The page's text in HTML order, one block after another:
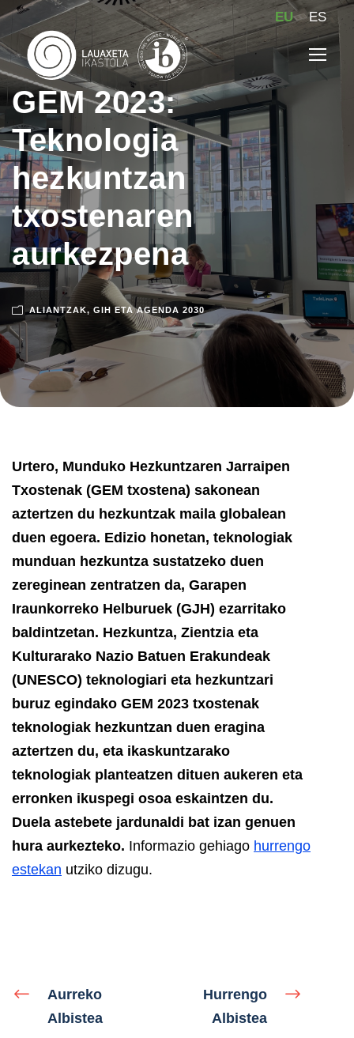
EU ES
GEM 2023:
Teknologia
hezkuntzan
txostenaren
aurkezpena
ALIANTZAK, GIH ETA AGENDA 2030
Urtero, Munduko Hezkuntzaren Jarraipen
Txostenak (GEM txostena) sakonean
aztertzen du hezkuntzak maila globalean
duen egoera. Edizio honetan, teknologiak
munduan hezkuntza sustatzeko duen
zereginean zentratzen da, Garapen
Iraunkorreko Helburuek (GJH) ezarritako
baldintzetan. Hezkuntza, Zientzia eta
Kulturarako Nazio Batuen Erakundeak
(UNESCO) teknologiari eta hezkuntzari
buruz egindako GEM 2023 txostenak
teknologiak hezkuntzan duen eragina
aztertzen du, eta ikaskuntzarako
teknologiak planteatzen dituen aukeren eta
erronken ikuspegi osoa eskaintzen du.
Duela astebete jardunaldi bat izan genuen
hura aurkezteko. Informazio gehiago hurrengo
estekan utziko dizugu.
Aurreko
Albistea
Hurrengo
Albistea